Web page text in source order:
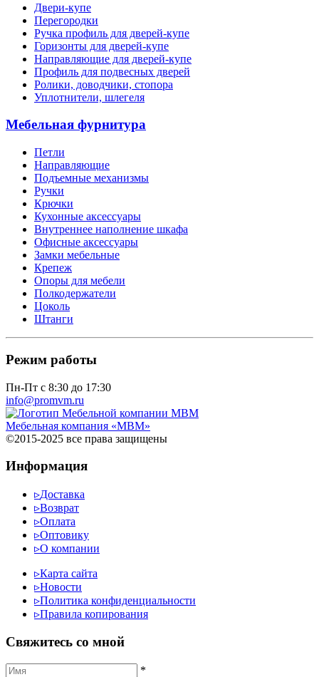
Двери-купе
Перегородки
Ручка профиль для дверей-купе
Горизонты для дверей-купе
Направляющие для дверей-купе
Профиль для подвесных дверей
Ролики, доводчики, стопора
Уплотнители, шлегеля
Мебельная фурнитура
Петли
Направляющие
Подъемные механизмы
Ручки
Крючки
Кухонные аксессуары
Внутреннее наполнение шкафа
Офисные аксессуары
Замки мебельные
Крепеж
Опоры для мебели
Полкодержатели
Цоколь
Штанги
Режим работы
Пн-Пт с 8:30 до 17:30
info@promvm.ru
Мебельная компания «МВМ»
©2015-2025 все права защищены
Информация
▹Доставка
▹Возврат
▹Оплата
▹Оптовику
▹О компании
▹Карта сайта
▹Новости
▹Политика конфиденциальности
▹Правила копирования
Cвяжитесь со мной
*